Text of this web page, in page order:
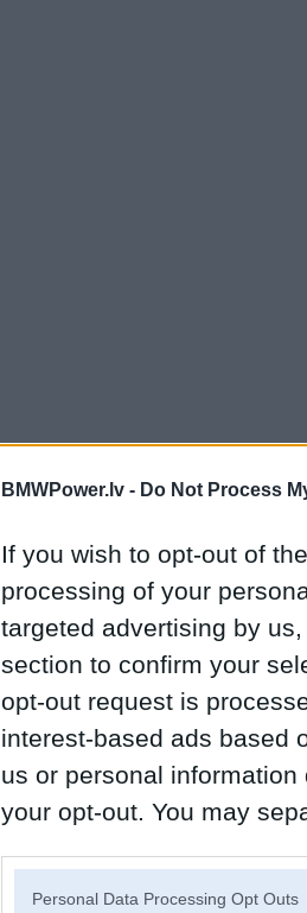
BMWPower.lv - Do Not Process
If you wish to opt-out of
processing of your
targeted advertising by
section to confirm your
opt-out request is
interest-based ads based
us or personal
your opt-out. You may
Personal Data Processing Opt Outs